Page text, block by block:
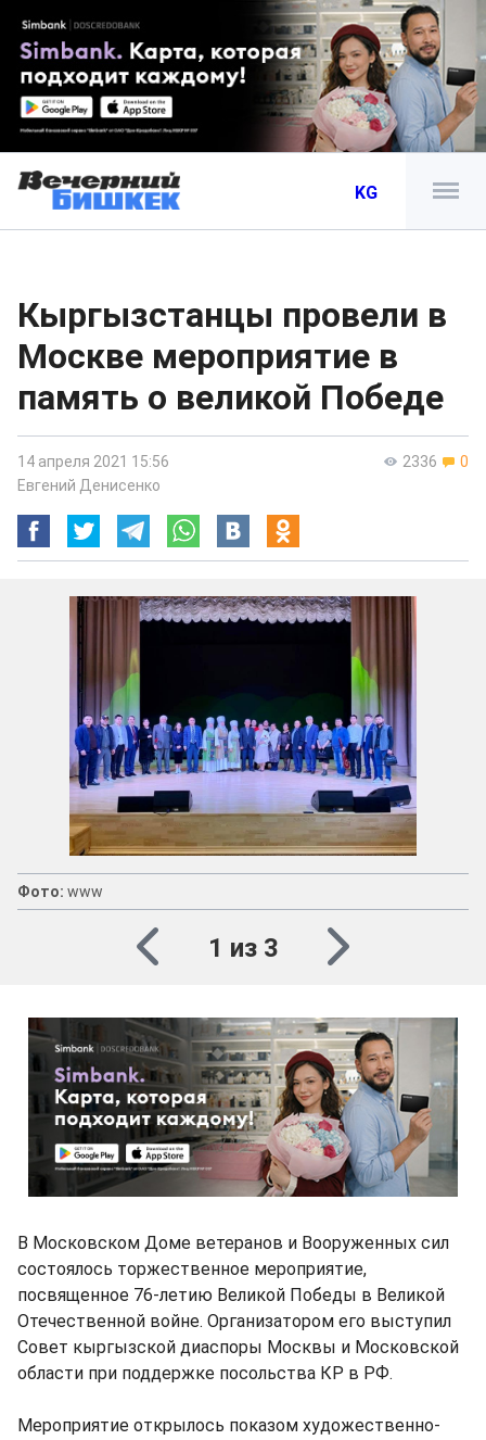
KG
Кыргызстанцы провели в
Москве мероприятие в
память о великой Победе
2336 0
14 апреля 2021 15:56
Евгений Денисенко
Фото: www
1 из 3
В Московском Доме ветеранов и Вооруженных сил
состоялось торжественное мероприятие,
посвященное 76-летию Великой Победы в Великой
Отечественной войне. Организатором его выступил
Совет кыргызской диаспоры Москвы и Московской
области при поддержке посольства КР в РФ.
Мероприятие открылось показом художественно-